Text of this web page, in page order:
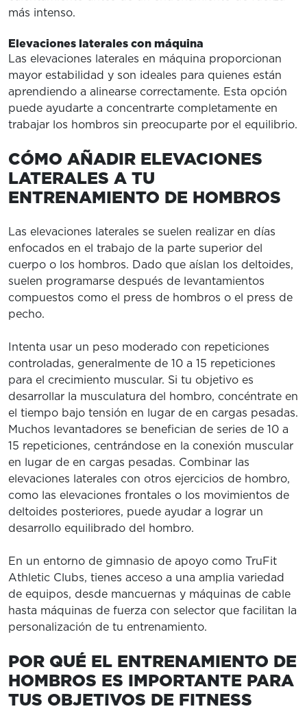
más intenso.
Elevaciones laterales con máquina
Las elevaciones laterales en máquina proporcionan
mayor estabilidad y son ideales para quienes están
aprendiendo a alinearse correctamente. Esta opción
puede ayudarte a concentrarte completamente en
trabajar los hombros sin preocuparte por el equilibrio.
CÓMO AÑADIR ELEVACIONES
LATERALES A TU
ENTRENAMIENTO DE HOMBROS
Las elevaciones laterales se suelen realizar en días
enfocados en el trabajo de la parte superior del
cuerpo o los hombros. Dado que aíslan los deltoides,
suelen programarse después de levantamientos
compuestos como el press de hombros o el press de
pecho.
Intenta usar un peso moderado con repeticiones
controladas, generalmente de 10 a 15 repeticiones
para el crecimiento muscular. Si tu objetivo es
desarrollar la musculatura del hombro, concéntrate en
el tiempo bajo tensión en lugar de en cargas pesadas.
Muchos levantadores se benefician de series de 10 a
15 repeticiones, centrándose en la conexión muscular
en lugar de en cargas pesadas. Combinar las
elevaciones laterales con otros ejercicios de hombro,
como las elevaciones frontales o los movimientos de
deltoides posteriores, puede ayudar a lograr un
desarrollo equilibrado del hombro.
En un entorno de gimnasio de apoyo como TruFit
Athletic Clubs, tienes acceso a una amplia variedad
de equipos, desde mancuernas y máquinas de cable
hasta máquinas de fuerza con selector que facilitan la
personalización de tu entrenamiento.
POR QUÉ EL ENTRENAMIENTO DE
HOMBROS ES IMPORTANTE PARA
TUS OBJETIVOS DE FITNESS